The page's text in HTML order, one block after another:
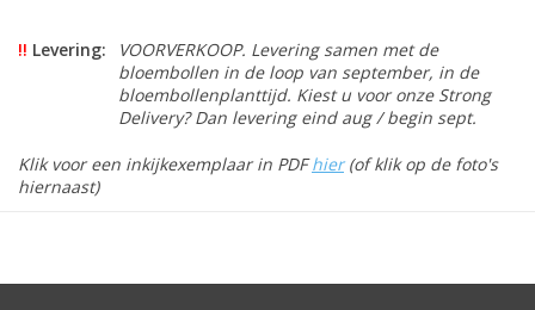
!! Levering:
VOORVERKOOP. Levering samen met de
bloembollen in de loop van september, in de
bloembollenplanttijd. Kiest u voor onze Strong
Delivery? Dan levering eind aug / begin sept.
Klik voor een inkijkexemplaar in PDFhier(of klik op de foto's
hiernaast)